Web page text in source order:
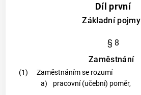
Díl první
Základní pojmy
§ 8
Zaměstnání
(1)
Zaměstnáním se rozumí
a)
pracovní (učební) poměr,